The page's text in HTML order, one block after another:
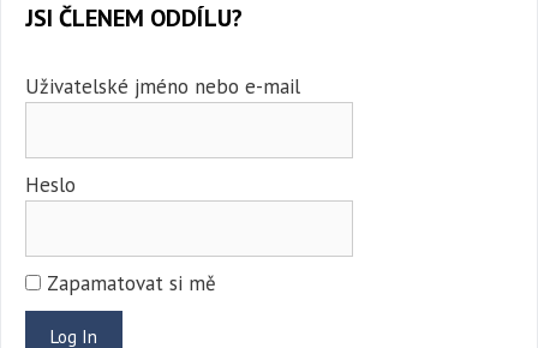
JSI ČLENEM ODDÍLU?
Uživatelské jméno nebo e-mail
Heslo
Zapamatovat si mě